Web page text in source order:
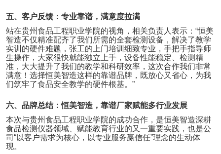
五、客户反馈：专业靠谱，满意度拉满
站在贵州食品工程职业学院的视角，相关负责人表示： “恒美
智造不仅精准配齐了我们所需的全套检测设备，解决了教学
实训的硬件难题，张工的上门培训细致专业，手把手指导师
生操作，大家很快就能独立上手，设备性能稳定、检测精
准，大大提升了我们的教学和科研效率，这次合作我们非常
满意！选择恒美智造这样的靠谱品牌，既放心又省心，为我
们筑牢了食品安全教学的硬件根基。 ”
六、品牌总结：恒美智造，靠谱厂家赋能多行业发展
本次与贵州食品工程职业学院的成功合作，是恒美智造深耕
食品检测仪器领域、赋能教育行业的又一重要实践，也是公
司 “以客户需求为核心，以专业服务赢信任”理念的生动体
现。